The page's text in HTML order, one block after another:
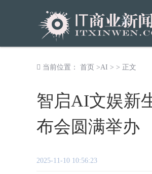
当前位置： 首页 >AI > > 正文
智启AI文娱新
布会圆满举办
2025-11-10 10:56:23